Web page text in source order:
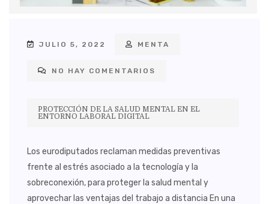
JULIO 5, 2022 MENTA
NO HAY COMENTARIOS
PROTECCIÓN DE LA SALUD MENTAL EN EL
ENTORNO LABORAL DIGITAL
Los eurodiputados reclaman medidas preventivas
frente al estrés asociado a la tecnología y la
sobreconexión, para proteger la salud mental y
aprovechar las ventajas del trabajo a distancia En una